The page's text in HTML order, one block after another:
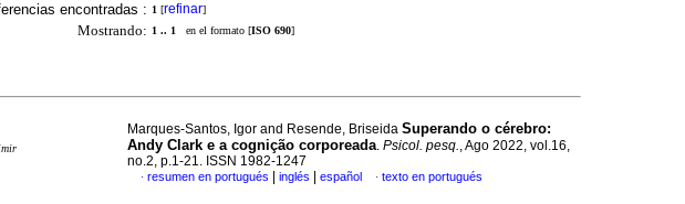
encontradas : 1 [refinar]
Mostrando: 1 .. 1 en el formato [ISO 690]
Marques-Santos, Igor and Resende, Briseida Superando o cérebro:
Andy Clark e a cognição corporeada. Psicol. pesq., Ago 2022, vol.16,
no.2, p.1-21. ISSN 1982-1247
· resumen en portugués inglés español · texto en portugués